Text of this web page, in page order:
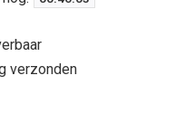
verzonden